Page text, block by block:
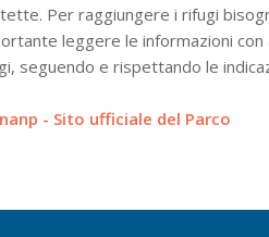
Per raggiungere i rifugi
leggere le informazioni
seguendo e rispettando le
- Sito ufficiale del Parco